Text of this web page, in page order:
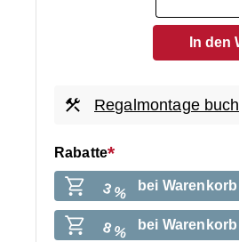
In den
Regalmontage
Rabatte
3 % bei Warenkorb
8 % bei Warenkorb